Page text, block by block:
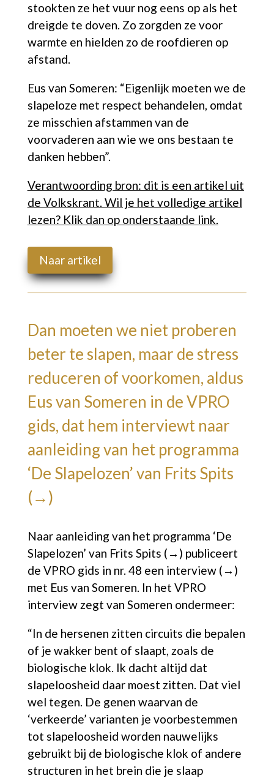
stookten ze het vuur nog eens op als het
dreigde te doven. Zo zorgden ze voor
warmte en hielden zo de roofdieren op
afstand.
Eus van Someren: “Eigenlijk moeten we de
slapeloze met respect behandelen, omdat
ze misschien afstammen van de
voorvaderen aan wie we ons bestaan te
danken hebben”.
Verantwoording bron: dit is een artikel uit
de Volkskrant. Wil je het volledige artikel
lezen? Klik dan op onderstaande link.
Naar artikel
Dan moeten we niet proberen
beter te slapen, maar de stress
reduceren of voorkomen, aldus
Eus van Someren in de VPRO
gids, dat hem interviewt naar
aanleiding van het programma
‘De Slapelozen’ van Frits Spits
(→)
Naar aanleiding van het programma ‘De
Slapelozen’ van Frits Spits (→) publiceert
de VPRO gids in nr. 48 een interview (→)
met Eus van Someren. In het VPRO
interview zegt van Someren ondermeer:
“In de hersenen zitten circuits die bepalen
of je wakker bent of slaapt, zoals de
biologische klok. Ik dacht altijd dat
slapeloosheid daar moest zitten. Dat viel
wel tegen. De genen waarvan de
‘verkeerde’ varianten je voorbestemmen
tot slapeloosheid worden nauwelijks
gebruikt bij de biologische klok of andere
structuren in het brein die je slaap